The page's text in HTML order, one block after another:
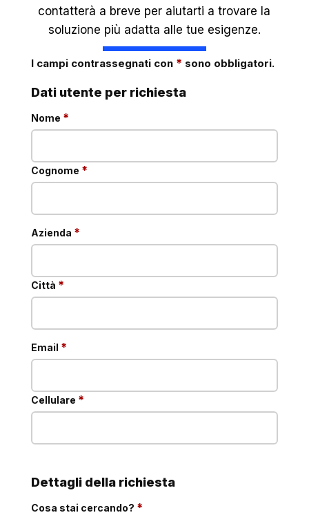
contatterà a breve per aiutarti a trovare la
soluzione più adatta alle tue esigenze.
I campi contrassegnati con * sono obbligatori.
Dati utente per richiesta
Nome *obbligatorio
Cognome *obbligatorio
Azienda *obbligatorio
Città *obbligatorio
Email *obbligatorio
Cellulare *obbligatorio
Dettagli della richiesta
Cosa stai cercando? *obbligatorio